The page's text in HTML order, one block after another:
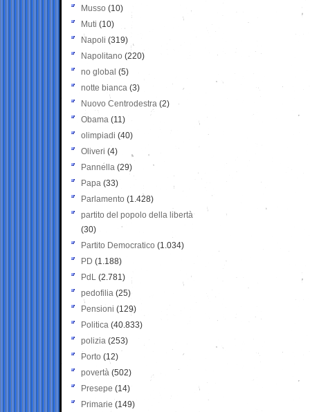
Musso (10)
Muti (10)
Napoli (319)
Napolitano (220)
no global (5)
notte bianca (3)
Nuovo Centrodestra (2)
Obama (11)
olimpiadi (40)
Oliveri (4)
Pannella (29)
Papa (33)
Parlamento (1.428)
partito del popolo della libertà
(30)
Partito Democratico (1.034)
PD (1.188)
PdL (2.781)
pedofilia (25)
Pensioni (129)
Politica (40.833)
polizia (253)
Porto (12)
povertà (502)
Presepe (14)
Primarie (149)